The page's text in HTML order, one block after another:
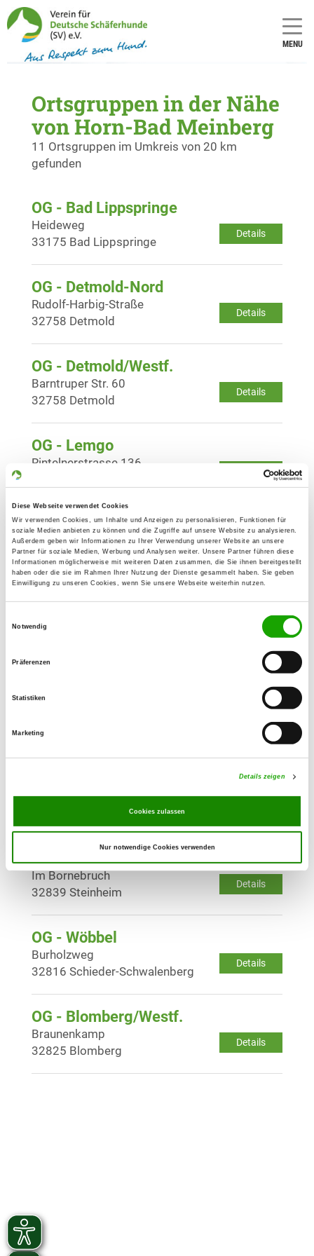
Diese Webseite verwendet Cookies
Wir verwenden Cookies, um Inhalte und Anzeigen zu personalisieren, Funktionen für
soziale Medien anbieten zu können und die Zugriffe auf unsere Website zu analysieren.
Außerdem geben wir Informationen zu Ihrer Verwendung unserer Website an unsere
Partner für soziale Medien, Werbung und Analysen weiter. Unsere Partner führen diese
Informationen möglicherweise mit weiteren Daten zusammen, die Sie ihnen bereitgestellt
haben oder die sie im Rahmen Ihrer Nutzung der Dienste gesammelt haben. Sie geben
Einwilligung zu unseren Cookies, wenn Sie unsere Webseite weiterhin nutzen.
Notwendig
Präferenzen
Statistiken
Marketing
Details zeigen
Cookies zulassen
Nur notwendige Cookies verwenden
MENU
Ortsgruppen in der Nähe
von Horn-Bad Meinberg
11 Ortsgruppen im Umkreis von 20 km
gefunden
OG - Bad Lippspringe
Details
Heideweg
33175 Bad Lippspringe
OG - Detmold-Nord
Details
Rudolf-Harbig-Straße
32758 Detmold
OG - Detmold/Westf.
Details
Barntruper Str. 60
32758 Detmold
OG - Lemgo
Details
Rintelnerstrasse 136
OG - Lippe Detmold
Details
Braker Straße
32758 Detmold
OG - Lothe/Westf.
Details
Stübbeweg
OG - Paderborn
Details
33100 Paderborn
Hatzfeldstr. 160
OG - Steinheim/Westf.
Details
Im Bornebruch
32839 Steinheim
OG - Wöbbel
Details
Burholzweg
32816 Schieder-Schwalenberg
OG - Blomberg/Westf.
Details
Braunenkamp
32825 Blomberg